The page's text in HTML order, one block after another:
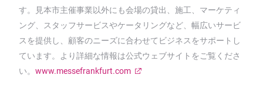
す。見本市主催事業以外にも会場の貸出、施工、マーケティ
ング、スタッフサービスやケータリングなど、幅広いサービ
スを提供し、顧客のニーズに合わせてビジネスをサポートし
ています。より詳細な情報は公式ウェブサイトをご覧くださ
い。 www.messefrankfurt.com